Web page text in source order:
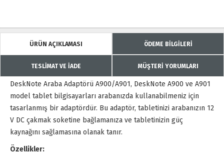
ÜRÜN AÇIKLAMASI ÖDEME BİLGİLERİ
TESLİMAT VE İADE MÜŞTERİ YORUMLARI
DeskNote Araba Adaptörü A900/A901, DeskNote A900 ve A901
model tablet bilgisayarları arabanızda kullanabilmeniz için
tasarlanmış bir adaptördür. Bu adaptör, tabletinizi arabanızın 12
V DC çakmak soketine bağlamanıza ve tabletinizin güç
kaynağını sağlamasına olanak tanır.
Özellikler: